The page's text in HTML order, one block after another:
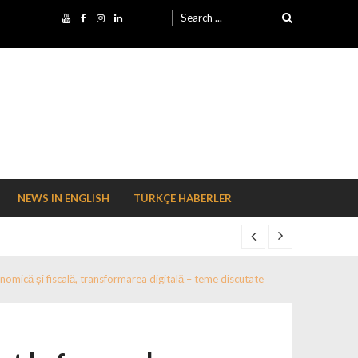
Search for:
NEWS IN ENGLISH TÜRKÇE HABERLER
şi fiscală, transformarea digitală – teme discutate